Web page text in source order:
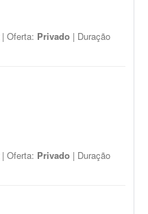
| Oferta: Privado | Duração
| Oferta: Privado | Duração